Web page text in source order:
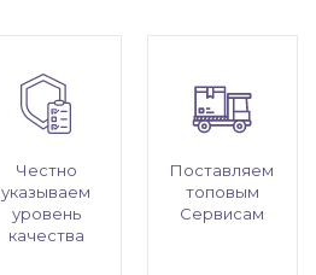
Честно
указываем
уровень
качества
Поставляем
топовым
Сервисам